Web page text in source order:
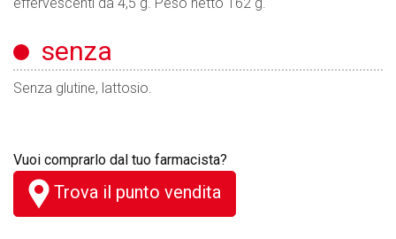
effervescenti da 4,5 g. Peso netto 162 g.
senza
Senza glutine, lattosio.
Vuoi comprarlo dal tuo farmacista?
Trova il punto vendita